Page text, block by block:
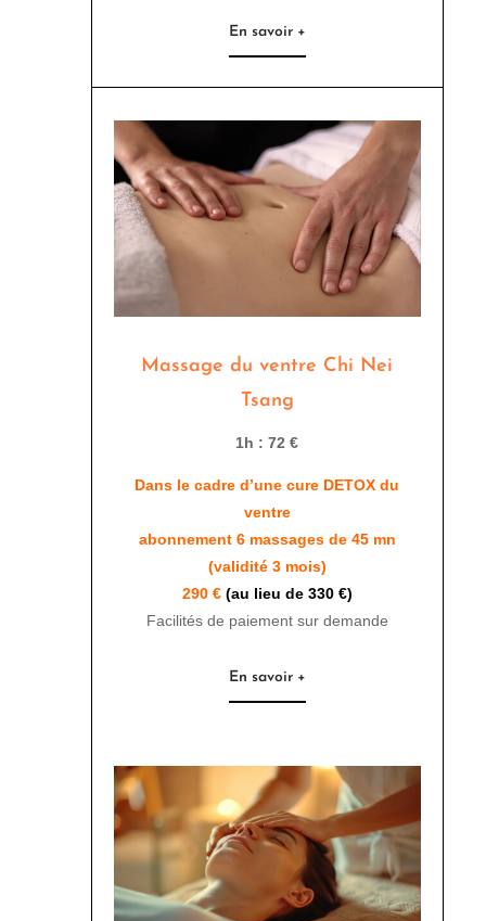
En savoir +
Massage du ventre Chi Nei
Tsang
1h : 72 €
Dans le cadre d’une cure DETOX du
ventre
abonnement 6 massages de 45 mn
(validité 3 mois)
290 € (au lieu de 330 €)
Facilités de paiement sur demande
En savoir +